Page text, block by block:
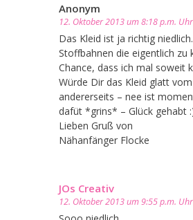
Anonym
12. Oktober 2013 um 8:18 p.m. Uhr
Das Kleid ist ja richtig
Stoffbahnen die eigentlich zu
Chance, dass ich mal soweit
Würde Dir das Kleid glatt
andererseits – nee ist
dafüt *grins* – Glück gehabt
Lieben Gruß von
Nähanfänger Flocke
JOs Creativ
12. Oktober 2013 um 9:55 p.m. Uhr